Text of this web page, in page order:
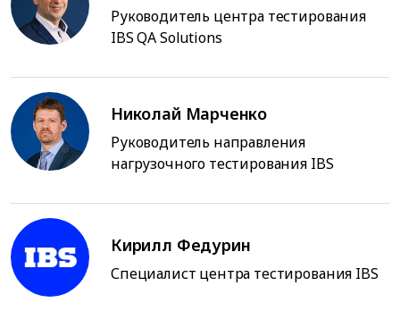
Руководитель центра тестирования
IBS QA Solutions
Николай Марченко
Руководитель направления
нагрузочного тестирования IBS
Кирилл Федурин
Специалист центра тестирования IBS